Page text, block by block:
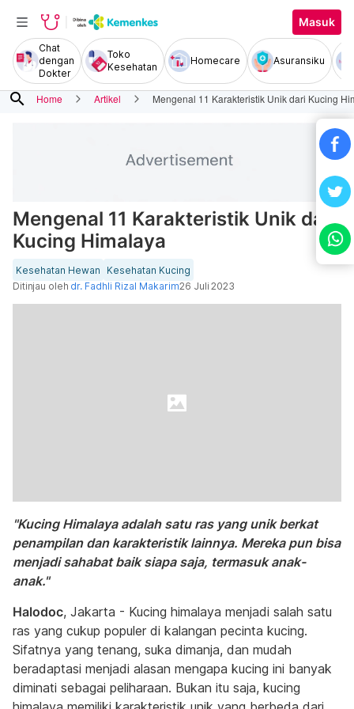
Masuk
Chat
dengan
Dokter
Toko
Kesehatan
Homecare Asuransiku
search Home Artikel Mengenal 11 Karakteristik Unik dari Kucing
Mengenal 11 Karakteristik Unik dari
Kucing Himalaya
Kesehatan Hewan
Kesehatan Kucing
Ditinjau oleh dr. Fadhli Rizal Makarim26 Juli 2023
"Kucing Himalaya adalah satu ras yang unik berkat
penampilan dan karakteristik lainnya. Mereka pun bisa
menjadi sahabat baik siapa saja, termasuk anak-
anak."
Halodoc, Jakarta - Kucing himalaya menjadi salah satu
ras yang cukup populer di kalangan pecinta kucing.
Sifatnya yang tenang, suka dimanja, dan mudah
beradaptasi menjadi alasan mengapa kucing ini banyak
diminati sebagai peliharaan. Bukan itu saja, kucing